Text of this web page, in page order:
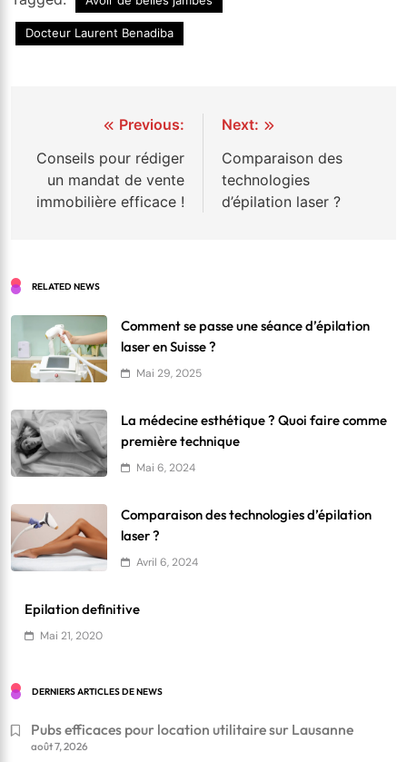
Docteur Laurent Benadiba
Navigation
de
l’article
Previous:
Conseils pour rédiger
un mandat de vente
immobilière efficace !
Next:
Comparaison des
technologies
d’épilation laser ?
RELATED NEWS
Comment se passe une séance d’épilation
laser en Suisse ?
Mai 29, 2025
La médecine esthétique ? Quoi faire comme
première technique
Mai 6, 2024
Comparaison des technologies d’épilation
laser ?
Avril 6, 2024
Epilation definitive
Mai 21, 2020
DERNIERS ARTICLES DE NEWS
Pubs efficaces pour location utilitaire sur Lausanne
août 7, 2026